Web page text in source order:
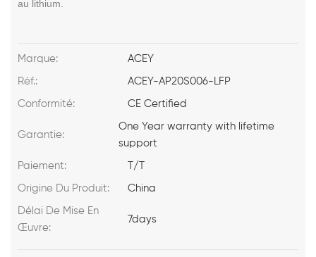
au lithium.
Marque: ACEY
Réf.: ACEY-AP20S006-LFP
Conformité: CE Certified
Garantie:
One Year warranty with lifetime
support
Paiement: T/T
Origine Du Produit: China
Délai De Mise En
Œuvre:
7days